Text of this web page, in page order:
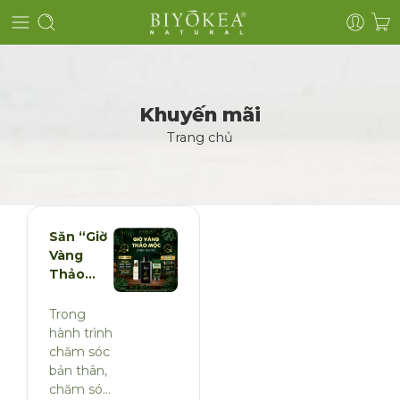
Khuyến mãi
Trang chủ
Săn “Giờ
Vàng
Thảo
Đón Deal
Tháng 4
Rạng Rỡ
Cùng Bộ
Chăm
Trong
hành trình
chăm sóc
bản thân,
chăm sóc